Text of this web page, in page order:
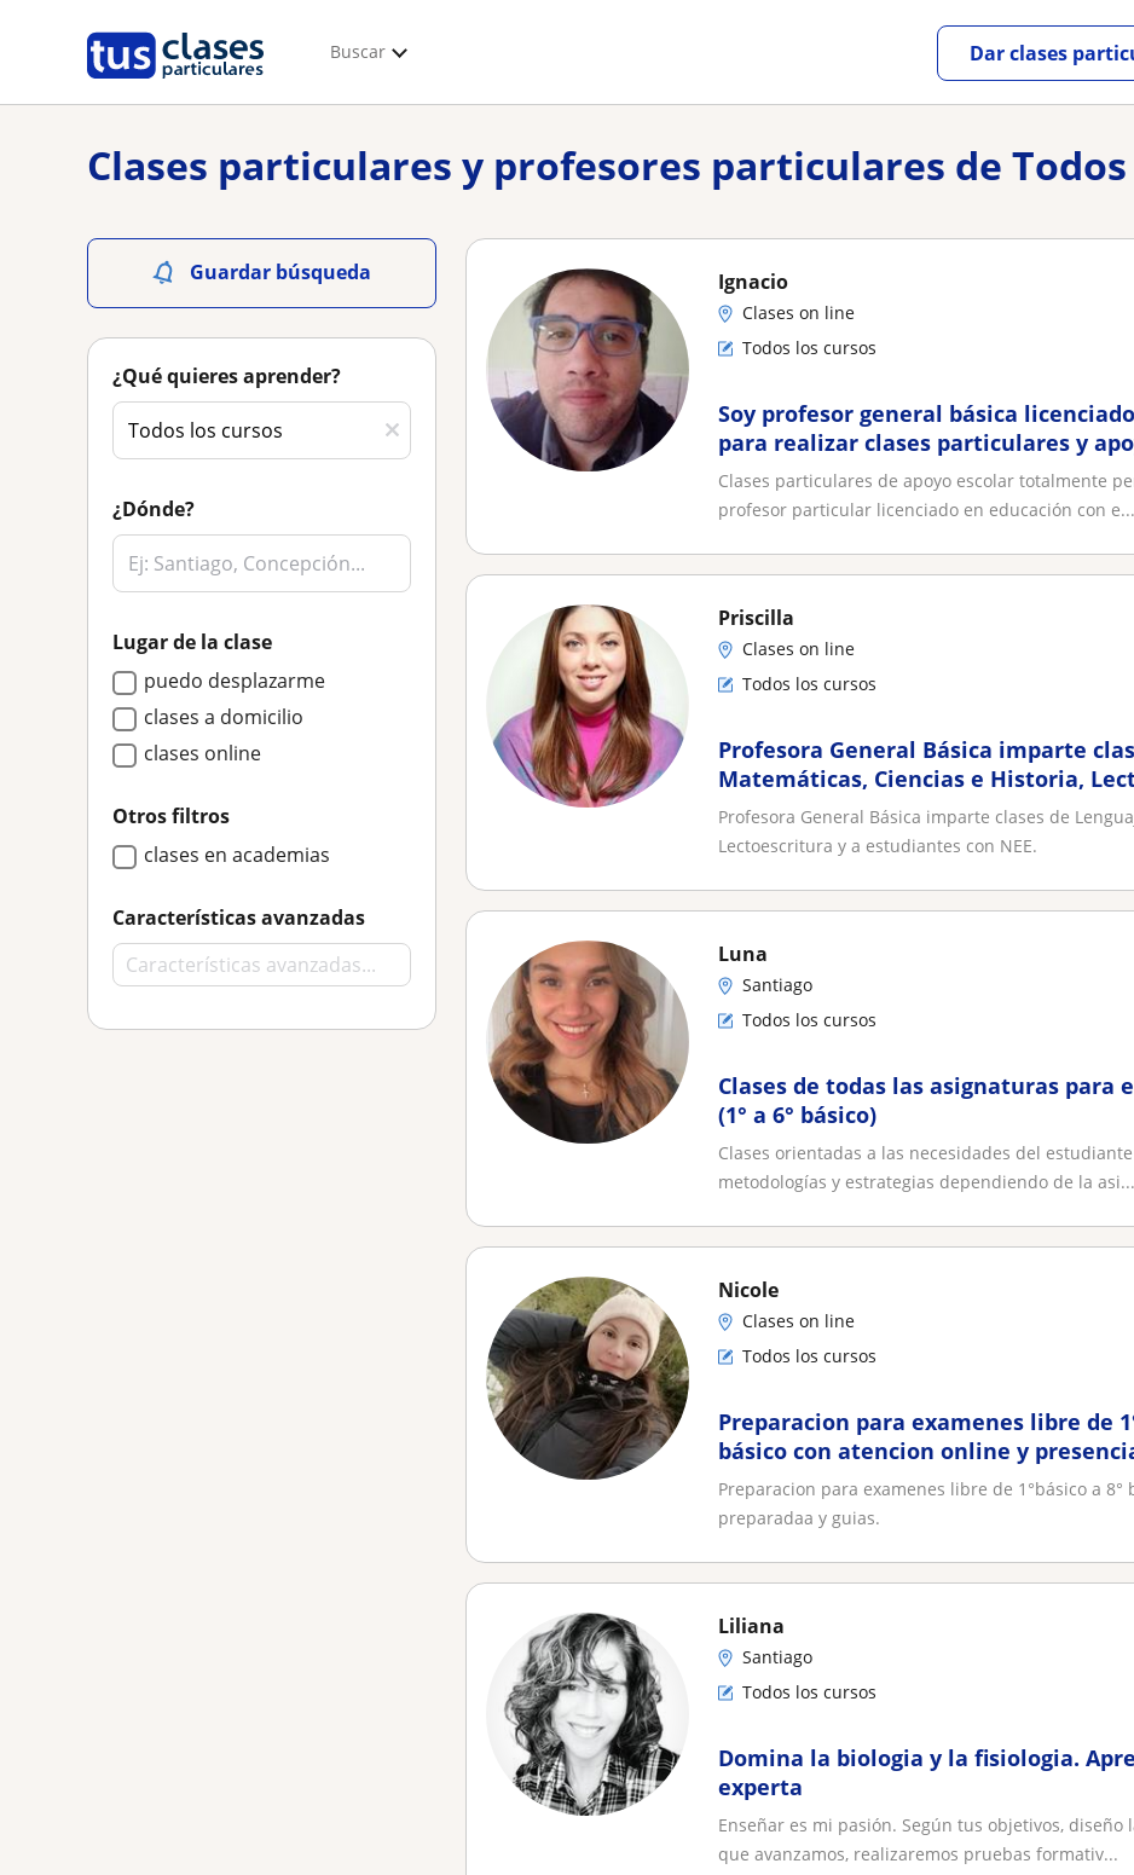
Buscar Dar clases
Clases particulares y profesores particulares de
Guardar búsqueda
¿Qué quieres aprender?
¿Dónde?
Lugar de la clase
puedo desplazarme
clases a domicilio
clases online
Otros filtros
clases en academias
Características avanzadas
Ignacio
Clases on line
Todos los cursos
Soy profesor general básica
para realizar clases particulares y
Clases particulares de apoyo escolar totalmente
profesor particular licenciado en educación con e...
Priscilla
Clases on line
Todos los cursos
Profesora General Básica imparte
Matemáticas, Ciencias e Historia,
estudiantes con NEE
Profesora General Básica imparte clases de
Lectoescritura y a estudiantes con NEE.
Luna
Santiago
Todos los cursos
Clases de todas las asignaturas para
(1° a 6° básico)
Clases orientadas a las necesidades del
metodologías y estrategias dependiendo de la asi...
Nicole
Clases on line
Todos los cursos
Preparacion para examenes libre de
básico con atencion online y
preparadaa y guias
Preparacion para examenes libre de 1°básico a
preparadaa y guias.
Liliana
Santiago
Todos los cursos
Domina la biologia y la fisiologia.
experta
Enseñar es mi pasión. Según tus objetivos, diseño
que avanzamos, realizaremos pruebas formativ...